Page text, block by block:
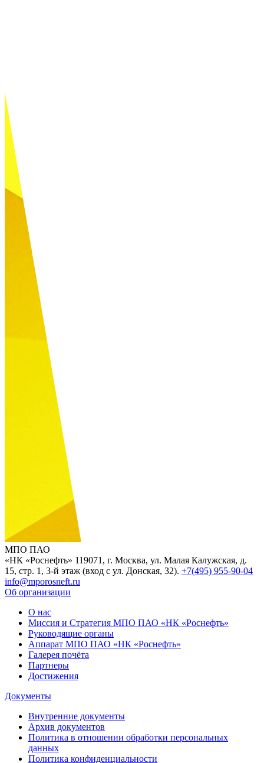
МПО ПАО
«НК «Роснефть» 119071, г. Москва, ул. Малая Калужская, д.
15, стр. 1, 3-й этаж (вход с ул. Донская, 32). +7(495) 955-90-04
info@mporosneft.ru
Об организации
О нас
Миссия и Стратегия МПО ПАО «НК «Роснефть»
Руководящие органы
Аппарат МПО ПАО «НК «Роснефть»
Галерея почёта
Партнеры
Достижения
Документы
Внутренние документы
Архив документов
Политика в отношении обработки персональных
данных
Политика конфиденциальности